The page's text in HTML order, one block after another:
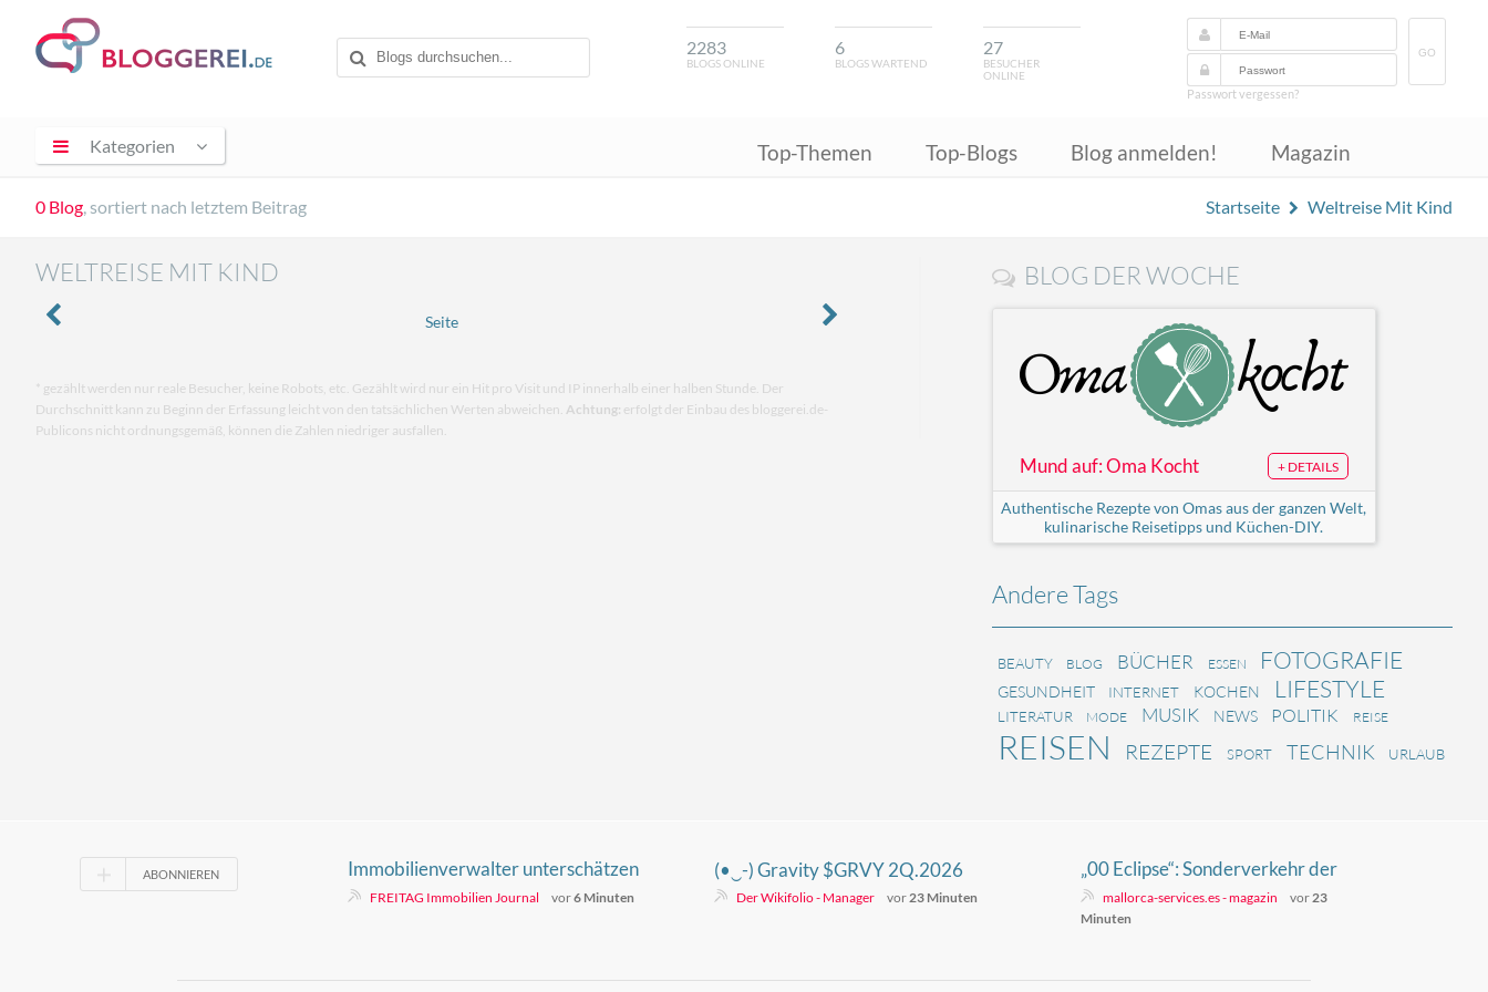
2283
BLOGS ONLINE
6
BLOGS WARTEND
27
BESUCHER
ONLINE
GO
Passwort vergessen?
Kategorien Top-Themen Top-Blogs Blog anmelden! Magazin
0 Blog, sortiert nach letztem Beitrag Startseite Weltreise Mit Kind
WELTREISE MIT KIND
Seite
* gezählt werden nur reale Besucher, keine Robots, etc. Gezählt wird nur ein Hit pro Visit und IP innerhalb einer halben Stunde. Der
Durchschnitt kann zu Beginn der Erfassung leicht von den tatsächlichen Werten abweichen. Achtung: erfolgt der Einbau des bloggerei.de-
Publicons nicht ordnungsgemäß, können die Zahlen niedriger ausfallen.
BLOG DER WOCHE
Mund auf: Oma Kocht + DETAILS
Authentische Rezepte von Omas aus der ganzen Welt,
kulinarische Reisetipps und Küchen-DIY.
Andere Tags
BEAUTY BLOG BÜCHER ESSEN FOTOGRAFIE
GESUNDHEIT INTERNET KOCHEN LIFESTYLE
LITERATUR MODE MUSIK NEWS POLITIK REISE
REISEN REZEPTE SPORT TECHNIK URLAUB
ABONNIEREN
Immobilienverwalter unterschätzen
den Lebenszeitwert von Vermietern
FREITAG Immobilien Journal vor6 Minuten
(•‿-) Gravity $GRVY 2Q.2026
Ergebnisse
Der Wikifolio - Manager vor23 Minuten
„00 Eclipse“: Sonderverkehr der
EMT Palma zur Sonnenfinsternis
mallorca-services.es - magazin vor23
Minuten